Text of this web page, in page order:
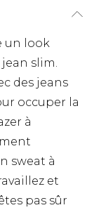
un look
slim.
des jeans
occuper la
à
sweat à
et
pas sûr